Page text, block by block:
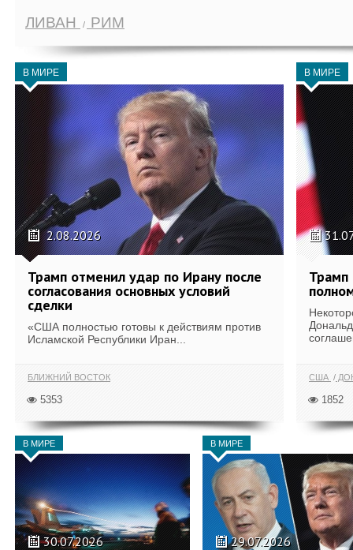
ЛИВАН РИМ
В МИРЕ
2.08.2026
Трамп отменил удар по Ирану после
согласования основных условий
сделки
«США полностью готовы к действиям против
Исламской Республики Иран...
БЛИЖНИЙ ВОСТОК
5353
В МИРЕ
Трамп
США
1852
В МИРЕ
30.07.2026
В МИРЕ
29.07.2026